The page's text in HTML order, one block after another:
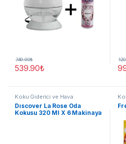
539.90₺
749.90₺
Koku Giderici ve Hava
Temizleyici
Dıscover La Rose Oda
Kokusu 320 Ml X 6 Makinaya